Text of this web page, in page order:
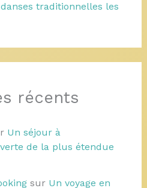
traditionnelles les
récents
Un séjour à
de la plus étendue
sur Un voyage en